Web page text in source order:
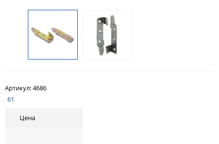
Артикул:4686
61
Цена